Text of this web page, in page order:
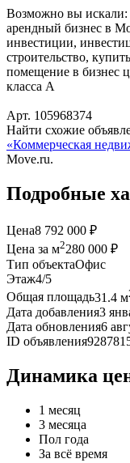
Возможно вы искали:
арендный бизнес в
инвестиции,
строительство,
помещение в бизнес
класса А
Арт. 105968374
Найти схожие
«Коммерческая
Move.ru.
Подробные
Цена8 792 000 ₽
Цена за м2280 000 ₽
Тип объектаОфис
Этаж4/5
Общая площадь31.4 м
Дата добавления3
Дата обновления6
ID объявления
Динамика
1 месяц
3 месяца
Пол года
За всё время